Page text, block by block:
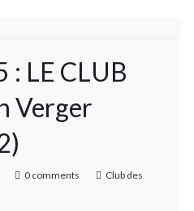
: LE CLUB
Verger
0 comments
Club des